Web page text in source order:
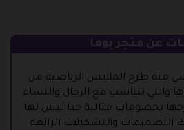
عن متجر بوما
منه طرح الملابس الرياضية من
والتي تتناسب مع الرجال والنساء
بخصومات مثالية جدا ليس لها
التصميمات والتشكيلات الرائعة